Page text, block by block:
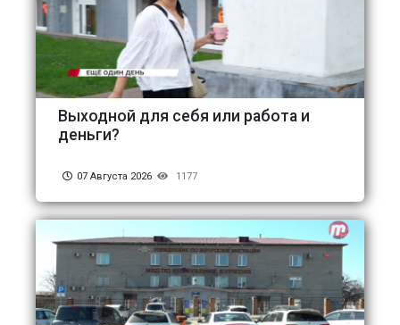
Выходной для себя или работа и
деньги?
07 Августа 2026 1177